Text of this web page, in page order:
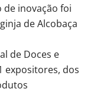
de inovação foi
de Alcobaça
de Doces e
expositores, dos